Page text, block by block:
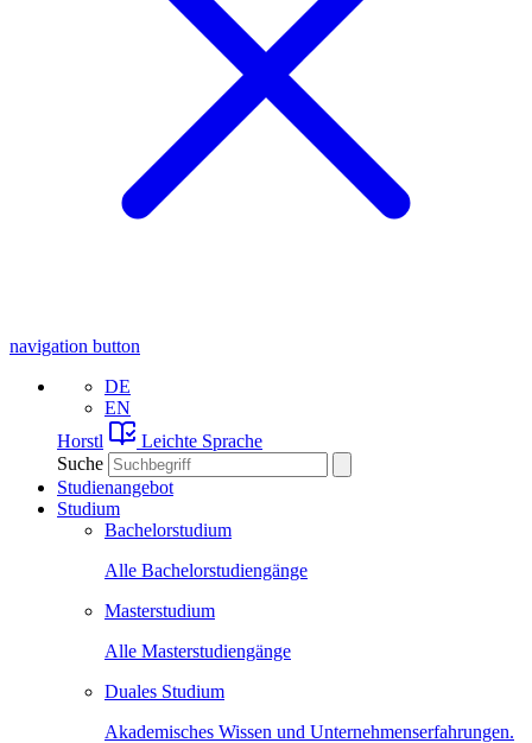
navigation button
DE
EN
Horstl
Leichte Sprache
Suche
Studienangebot
Studium
Bachelorstudium
Alle Bachelorstudiengänge
Masterstudium
Alle Masterstudiengänge
Duales Studium
Akademisches Wissen und Unternehmenserfahrungen.